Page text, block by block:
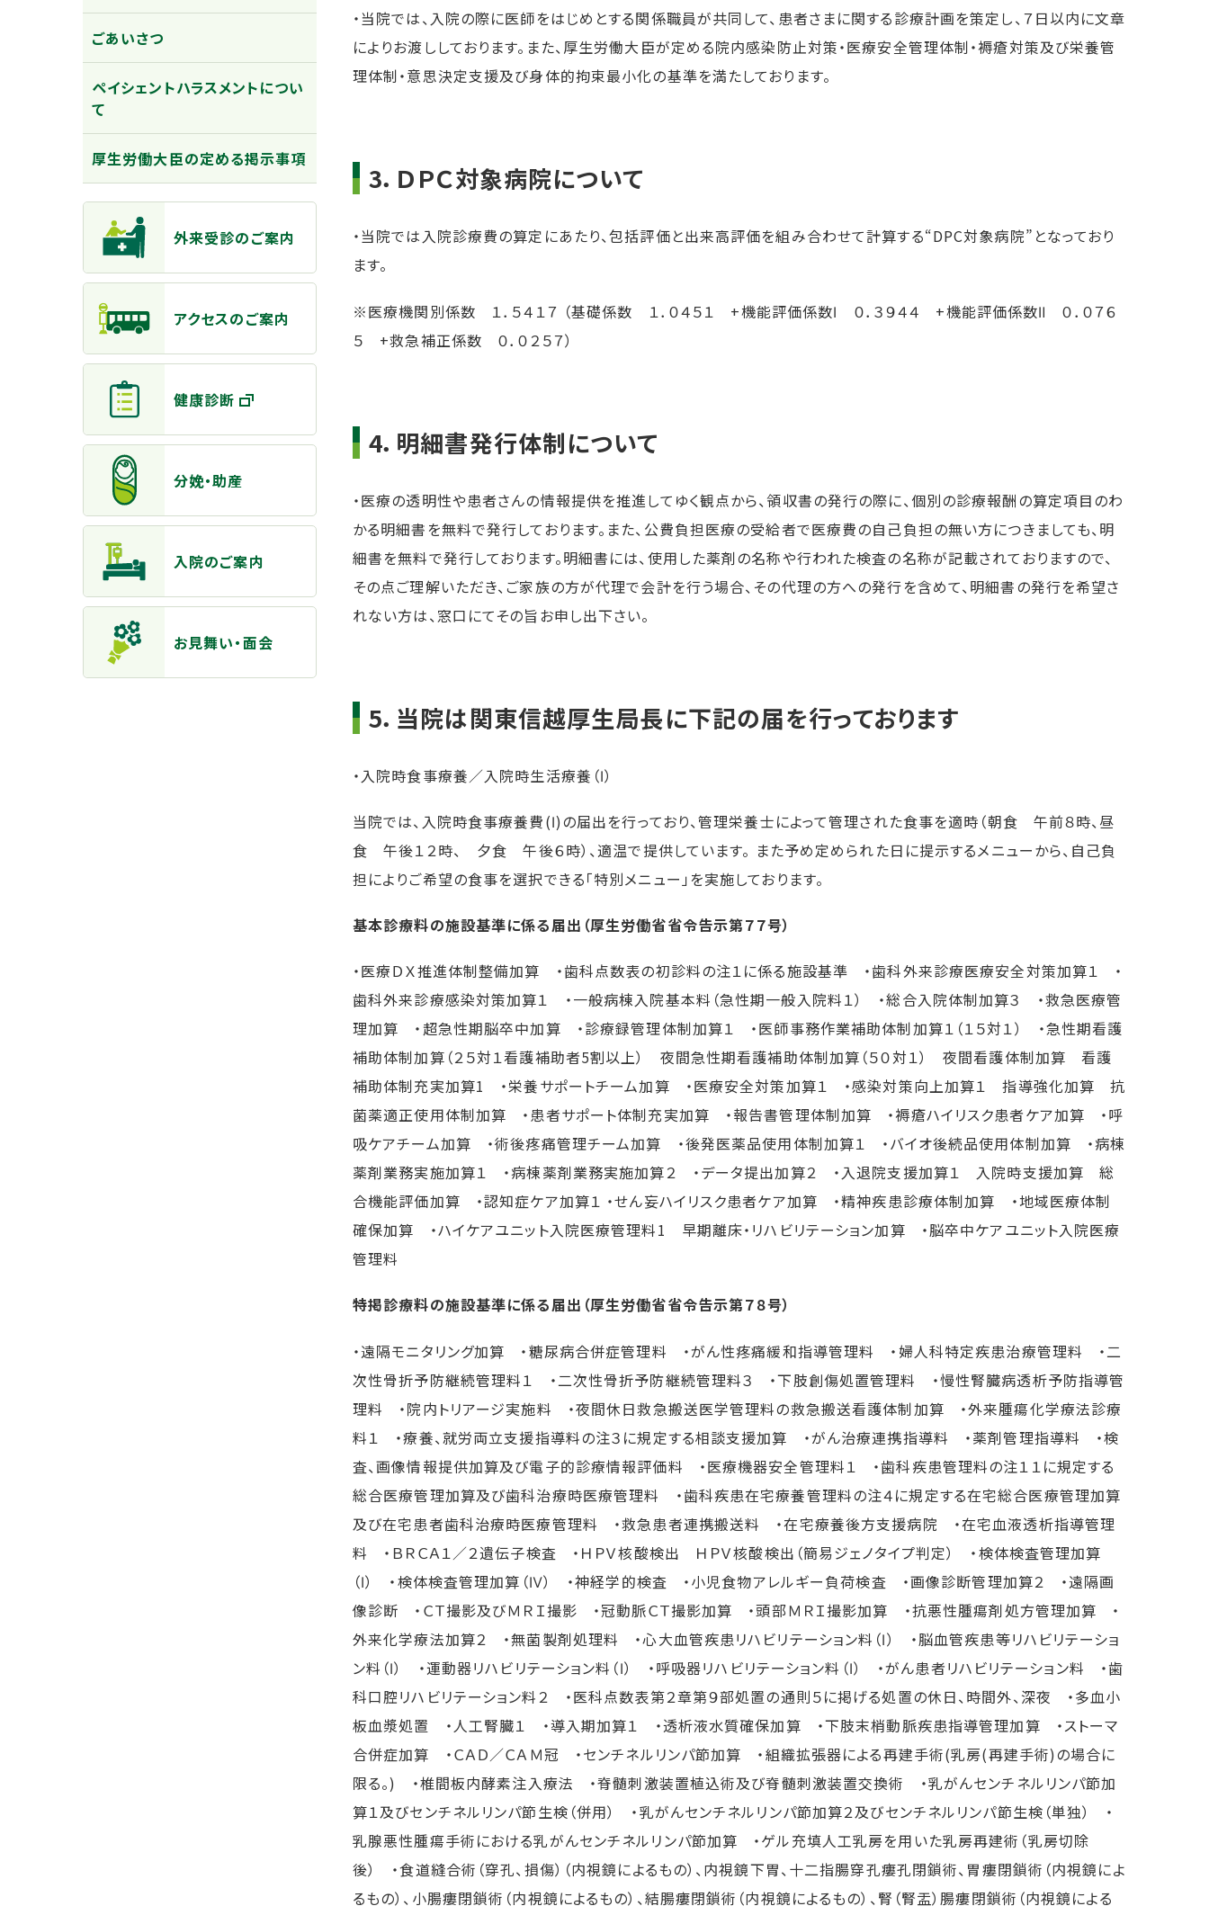
・当院では、入院の際に医師をはじめとする関係職員が共同して、患者さまに関する診療計画を策定し、７日以内に文章
によりお渡ししております。また、厚生労働大臣が定める院内感染防止対策・医療安全管理体制・褥瘡対策及び栄養管
理体制・意思決定支援及び身体的拘束最小化の基準を満たしております。
3．ＤＰＣ対象病院について
・当院では入院診療費の算定にあたり、包括評価と出来高評価を組み合わせて計算する“DPC対象病院”となっており
ます。
※医療機関別係数 １．５４１７ （基礎係数 １．０４５１ +機能評価係数Ⅰ ０．３９４４ +機能評価係数Ⅱ ０．０７６
５ +救急補正係数 ０．０２５７）
4．明細書発行体制について
・医療の透明性や患者さんの情報提供を推進してゆく観点から、領収書の発行の際に、個別の診療報酬の算定項目のわ
かる明細書を無料で発行しております。また、公費負担医療の受給者で医療費の自己負担の無い方につきましても、明
細書を無料で発行しております。明細書には、使用した薬剤の名称や行われた検査の名称が記載されておりますので、
その点ご理解いただき、ご家族の方が代理で会計を行う場合、その代理の方への発行を含めて、明細書の発行を希望さ
れない方は、窓口にてその旨お申し出下さい。
5．当院は関東信越厚生局長に下記の届を行っております
・入院時食事療養／入院時生活療養（Ⅰ）
当院では、入院時食事療養費(Ⅰ)の届出を行っており、管理栄養士によって管理された食事を適時（朝食 午前８時、昼
食 午後１２時、 夕食 午後６時）、適温で提供しています。 また予め定められた日に提示するメニューから、自己負
担によりご希望の食事を選択できる「特別メニュー」を実施しております。
基本診療料の施設基準に係る届出（厚生労働省省令告示第７７号）
・医療ＤＸ推進体制整備加算 ・歯科点数表の初診料の注１に係る施設基準 ・歯科外来診療医療安全対策加算１ ・
歯科外来診療感染対策加算１ ・一般病棟入院基本料（急性期一般入院料１） ・総合入院体制加算３ ・救急医療管
理加算 ・超急性期脳卒中加算 ・診療録管理体制加算１ ・医師事務作業補助体制加算１（１５対１） ・急性期看護
補助体制加算（２５対１看護補助者5割以上） 夜間急性期看護補助体制加算（５０対１） 夜間看護体制加算 看護
補助体制充実加算1 ・栄養サポートチーム加算 ・医療安全対策加算１ ・感染対策向上加算１ 指導強化加算 抗
菌薬適正使用体制加算 ・患者サポート体制充実加算 ・報告書管理体制加算 ・褥瘡ハイリスク患者ケア加算 ・呼
吸ケアチーム加算 ・術後疼痛管理チーム加算 ・後発医薬品使用体制加算１ ・バイオ後続品使用体制加算 ・病棟
薬剤業務実施加算１ ・病棟薬剤業務実施加算２ ・データ提出加算２ ・入退院支援加算１ 入院時支援加算 総
合機能評価加算 ・認知症ケア加算１ ・せん妄ハイリスク患者ケア加算 ・精神疾患診療体制加算 ・地域医療体制
確保加算 ・ハイケアユニット入院医療管理料1 早期離床・リハビリテーション加算 ・脳卒中ケアユニット入院医療
管理料
特掲診療料の施設基準に係る届出（厚生労働省省令告示第７８号）
・遠隔モニタリング加算 ・糖尿病合併症管理料 ・がん性疼痛緩和指導管理料 ・婦人科特定疾患治療管理料 ・二
次性骨折予防継続管理料１ ・二次性骨折予防継続管理料３ ・下肢創傷処置管理料 ・慢性腎臓病透析予防指導管
理料 ・院内トリアージ実施料 ・夜間休日救急搬送医学管理料の救急搬送看護体制加算 ・外来腫瘍化学療法診療
料１ ・療養、就労両立支援指導料の注３に規定する相談支援加算 ・がん治療連携指導料 ・薬剤管理指導料 ・検
査、画像情報提供加算及び電子的診療情報評価料 ・医療機器安全管理料１ ・歯科疾患管理料の注１１に規定する
総合医療管理加算及び歯科治療時医療管理料 ・歯科疾患在宅療養管理料の注４に規定する在宅総合医療管理加算
及び在宅患者歯科治療時医療管理料 ・救急患者連携搬送料 ・在宅療養後方支援病院 ・在宅血液透析指導管理
料 ・ＢＲＣＡ１／２遺伝子検査 ・ＨＰＶ核酸検出 ＨＰＶ核酸検出（簡易ジェノタイプ判定） ・検体検査管理加算
（Ⅰ） ・検体検査管理加算（Ⅳ） ・神経学的検査 ・小児食物アレルギー負荷検査 ・画像診断管理加算２ ・遠隔画
像診断 ・ＣＴ撮影及びＭＲＩ撮影 ・冠動脈ＣＴ撮影加算 ・頭部ＭＲＩ撮影加算 ・抗悪性腫瘍剤処方管理加算 ・
外来化学療法加算２ ・無菌製剤処理料 ・心大血管疾患リハビリテーション料（Ⅰ） ・脳血管疾患等リハビリテーショ
ン料（Ⅰ） ・運動器リハビリテーション料（Ⅰ） ・呼吸器リハビリテーション料（Ⅰ） ・がん患者リハビリテーション料 ・歯
科口腔リハビリテーション料２ ・医科点数表第２章第９部処置の通則５に掲げる処置の休日、時間外、深夜 ・多血小
板血漿処置 ・人工腎臓１ ・導入期加算１ ・透析液水質確保加算 ・下肢末梢動脈疾患指導管理加算 ・ストーマ
合併症加算 ・ＣＡＤ／ＣＡＭ冠 ・センチネルリンパ節加算 ・組織拡張器による再建手術(乳房(再建手術)の場合に
限る。) ・椎間板内酵素注入療法 ・脊髄刺激装置植込術及び脊髄刺激装置交換術 ・乳がんセンチネルリンパ節加
算１及びセンチネルリンパ節生検（併用） ・乳がんセンチネルリンパ節加算２及びセンチネルリンパ節生検（単独） ・
乳腺悪性腫瘍手術における乳がんセンチネルリンパ節加算 ・ゲル充填人工乳房を用いた乳房再建術（乳房切除
後） ・食道縫合術（穿孔、損傷）（内視鏡によるもの）、内視鏡下胃、十二指腸穿孔瘻孔閉鎖術、胃瘻閉鎖術（内視鏡によ
るもの）、小腸瘻閉鎖術（内視鏡によるもの）、結腸瘻閉鎖術（内視鏡によるもの）、腎（腎盂）腸瘻閉鎖術（内視鏡による
ごあいさつ
ペイシェントハラスメントについ
て
厚生労働大臣の定める掲示事項
主なメニュー
外来受診のご案内
アクセスのご案内
健康診断
分娩・助産
入院のご案内
お見舞い・面会